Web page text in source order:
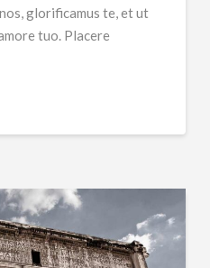
glorificamus te, et ut
tuo. Placere